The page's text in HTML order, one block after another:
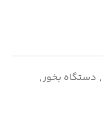
, دستگاه بخور,